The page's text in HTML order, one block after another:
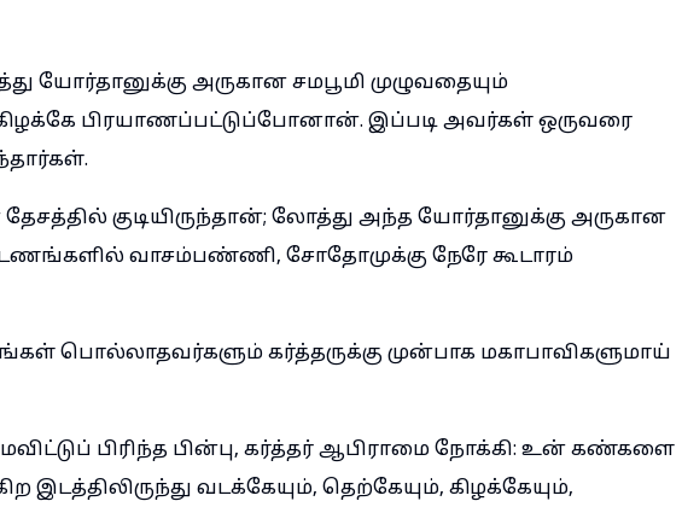
யோர்தானுக்கு அருகான சமபூமி முழுவதையும்
பிரயாணப்பட்டுப்போனான். இப்படி அவர்கள் ஒருவரை
குடியிருந்தான்; லோத்து அந்த யோர்தானுக்கு அருகான
வாசம்பண்ணி, சோதோமுக்கு நேரே கூடாரம்
பொல்லாதவர்களும் கர்த்தருக்கு முன்பாக மகாபாவிகளுமாய்
பிரிந்த பின்பு, கர்த்தர் ஆபிராமை நோக்கி: உன் கண்களை
இடத்திலிருந்து வடக்கேயும், தெற்கேயும், கிழக்கேயும்,